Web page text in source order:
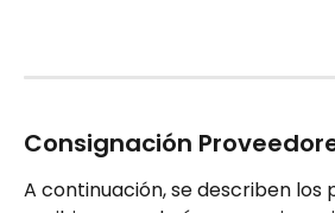
Consignación
A continuación, se describen los